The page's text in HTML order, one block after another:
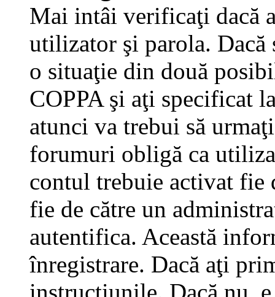
Mai intâi verificaţi dacă
utilizator şi parola. Dacă
o situaţie din două
COPPA şi aţi specificat
atunci va trebui să
forumuri obligă ca
contul trebuie activat fie
fie de către un
autentifica. Această
înregistrare. Dacă aţi
instrucţiunile. Dacă nu,